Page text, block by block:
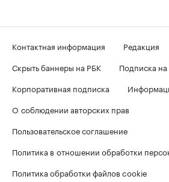
Контактная информация
Редакция
Скрыть баннеры на РБК
Подписка
Корпоративная подписка
О соблюдении авторских прав
Пользовательское соглашение
Политика в отношении обработки
Политика обработки файлов cookie